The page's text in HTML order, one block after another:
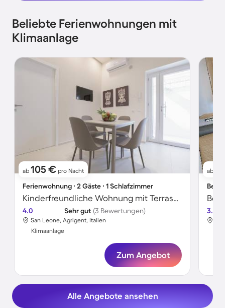
Beliebte Ferienwohnungen mit
Klimaanlage
ab 105 € pro Nacht
Ferienwohnung ∙ 2 Gäste ∙ 1 Schlafzimmer
Kinderfreundliche Wohnung mit Terrasse | Neben dem Strand
4.0 Sehr gut (3 Bewertungen)
San Leone, Agrigent, Italien
Klimaanlage
Zum Angebot
ab
Bed
3.6
Alle Angebote ansehen